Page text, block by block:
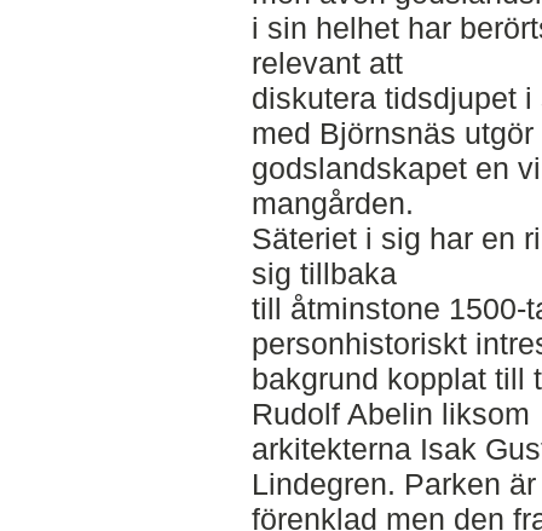
i sin helhet har
relevant att
diskutera tidsdjupet
med Björnsnäs utgör
godslandskapet en
mangården.
Säteriet i sig har en
sig tillbaka
till åtminstone 1500-
personhistoriskt
bakgrund kopplat till
Rudolf Abelin liksom
arkitekterna Isak
Lindegren. Parken
förenklad men den